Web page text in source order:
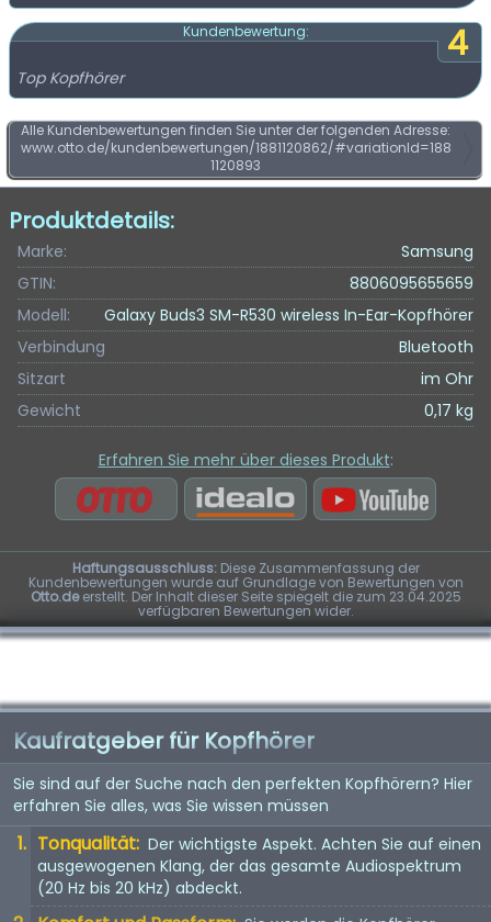
4
Kundenbewertung:
Top Kopfhörer
Alle Kundenbewertungen finden Sie unter der folgenden Adresse:
www.otto.de/kundenbewertungen/1881120862/#variationId=188
1120893
Produktdetails:
Marke:
Samsung
GTIN:
8806095655659
Modell:
Galaxy Buds3 SM-R530 wireless In-Ear-Kopfhörer
Verbindung
Bluetooth
Sitzart
im Ohr
Gewicht
0,17 kg
Erfahren Sie mehr über dieses Produkt:
Haftungsausschluss:Diese Zusammenfassung der
Kundenbewertungen wurde auf Grundlage von Bewertungen von
Otto.deerstellt. Der Inhalt dieser Seite spiegelt die zum 23.04.2025
verfügbaren Bewertungen wider.
Kaufratgeber für Kopfhörer
Sie sind auf der Suche nach den perfekten Kopfhörern? Hier
erfahren Sie alles, was Sie wissen müssen
Tonqualität: Der wichtigste Aspekt. Achten Sie auf einen
ausgewogenen Klang, der das gesamte Audiospektrum
(20 Hz bis 20 kHz) abdeckt.